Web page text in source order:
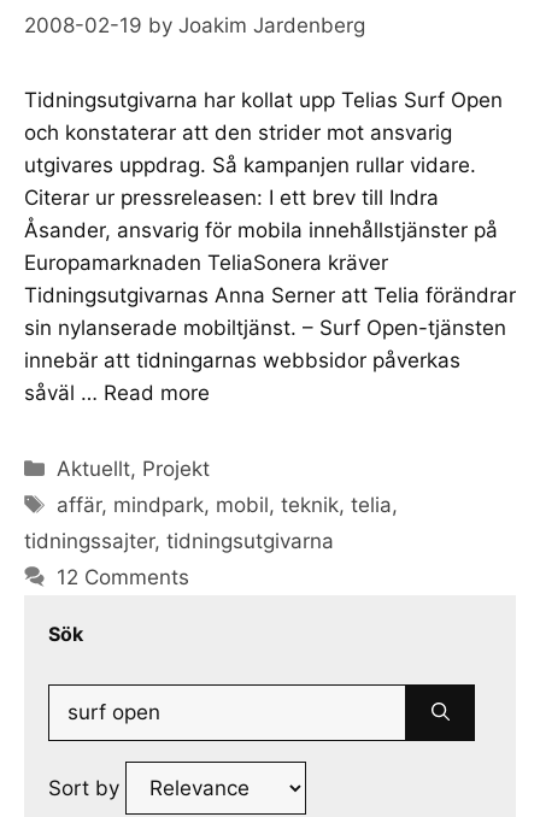
2008-02-19 by Joakim Jardenberg
Tidningsutgivarna har kollat upp Telias Surf Open
och konstaterar att den strider mot ansvarig
utgivares uppdrag. Så kampanjen rullar vidare.
Citerar ur pressreleasen: I ett brev till Indra
Åsander, ansvarig för mobila innehållstjänster på
Europamarknaden TeliaSonera kräver
Tidningsutgivarnas Anna Serner att Telia förändrar
sin nylanserade mobiltjänst. – Surf Open-tjänsten
innebär att tidningarnas webbsidor påverkas
såväl … Read more
Categories
Aktuellt, Projekt
Tags
affär, mindpark, mobil,teknik,telia,
tidningssajter, tidningsutgivarna
12 Comments
Sök
Search
Sort by